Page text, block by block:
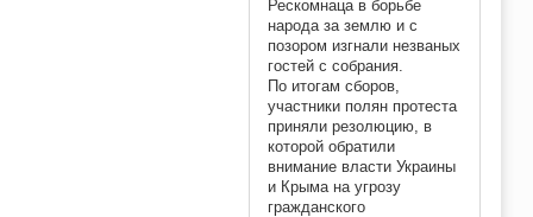
Рескомнаца в борьбе
народа за землю и с
позором изгнали незваных
гостей с собрания.
По итогам сборов,
участники полян протеста
приняли резолюцию, в
которой обратили
внимание власти Украины
и Крыма на угрозу
гражданского